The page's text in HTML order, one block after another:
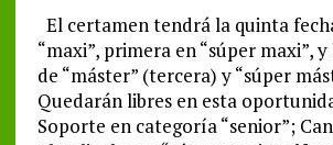
El certamen tendrá la quinta
“maxi”, primera en “súper maxi”,
de “máster” (tercera) y “súper
Quedarán libres en esta
Soporte en categoría “senior”;